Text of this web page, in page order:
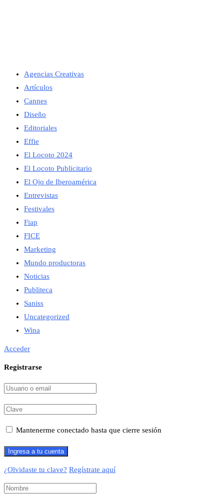
Agencias Creativas
Artículos
Cannes
Diseño
Editoriales
Effie
El Locoto 2024
El Locoto Publicitario
El Ojo de Iberoamérica
Entrevistas
Festivales
Fiap
FICE
Marketing
Mundo productoras
Noticias
Publiteca
Saniss
Uncategorized
Wina
Acceder
Registrarse
Mantenerme conectado hasta que cierre sesión
¿Olvidaste tu clave? Regístrate aquí